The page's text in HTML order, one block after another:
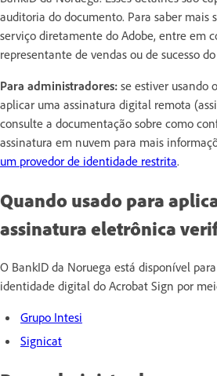
auditoria do documento. Para saber mais
serviço diretamente do Adobe, entre em
representante de vendas ou de sucesso
Para administradores: se estiver usando
aplicar uma assinatura digital remota
consulte a documentação sobre como
assinatura em nuvem para mais
um provedor de identidade restrita.
Quando usado para
assinatura eletrônica
O BankID da Noruega está disponível
identidade digital do Acrobat Sign por
Grupo Intesi
Signicat